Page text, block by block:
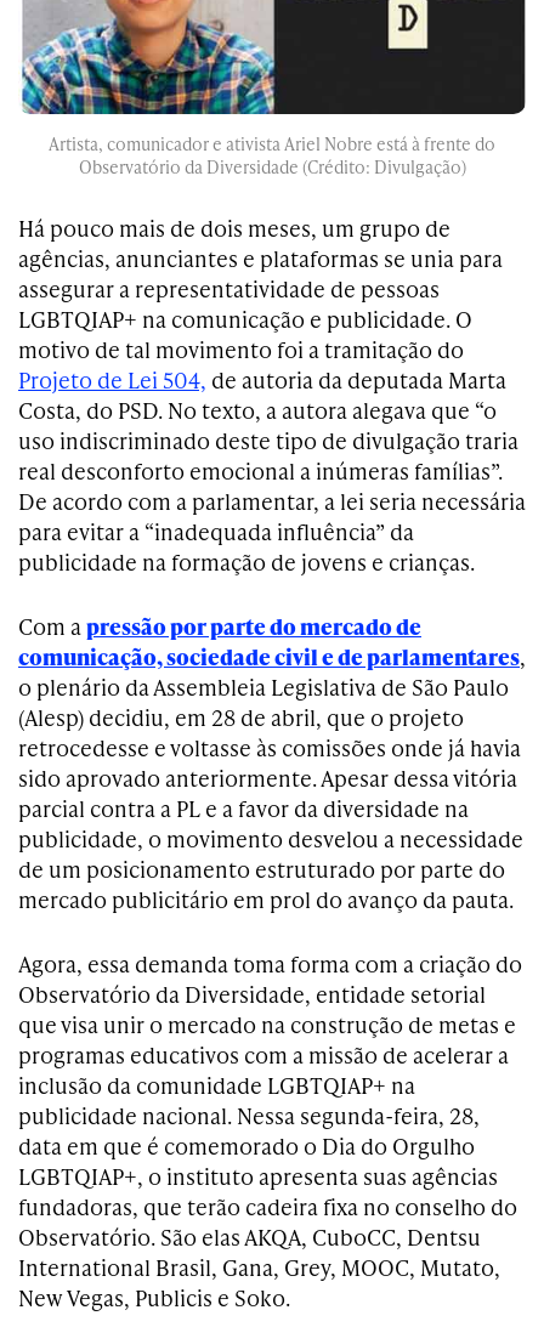
Artista, comunicador e ativista Ariel Nobre está à frente do
Observatório da Diversidade (Crédito: Divulgação)
Há pouco mais de dois meses, um grupo de
agências, anunciantes e plataformas se unia para
assegurar a representatividade de pessoas
LGBTQIAP+ na comunicação e publicidade. O
motivo de tal movimento foi a tramitação do
Projeto de Lei 504, de autoria da deputada Marta
Costa, do PSD. No texto, a autora alegava que “o
uso indiscriminado deste tipo de divulgação traria
real desconforto emocional a inúmeras famílias”.
De acordo com a parlamentar, a lei seria necessária
para evitar a “inadequada influência” da
publicidade na formação de jovens e crianças.
Com a pressão por parte do mercado de
comunicação, sociedade civil e de parlamentares,
o plenário da Assembleia Legislativa de São Paulo
(Alesp) decidiu, em 28 de abril, que o projeto
retrocedesse e voltasse às comissões onde já havia
sido aprovado anteriormente. Apesar dessa vitória
parcial contra a PL e a favor da diversidade na
publicidade, o movimento desvelou a necessidade
de um posicionamento estruturado por parte do
mercado publicitário em prol do avanço da pauta.
Agora, essa demanda toma forma com a criação do
Observatório da Diversidade, entidade setorial
que visa unir o mercado na construção de metas e
programas educativos com a missão de acelerar a
inclusão da comunidade LGBTQIAP+ na
publicidade nacional. Nessa segunda-feira, 28,
data em que é comemorado o Dia do Orgulho
LGBTQIAP+, o instituto apresenta suas agências
fundadoras, que terão cadeira fixa no conselho do
Observatório. São elas AKQA, CuboCC, Dentsu
International Brasil, Gana, Grey, MOOC, Mutato,
New Vegas, Publicis e Soko.